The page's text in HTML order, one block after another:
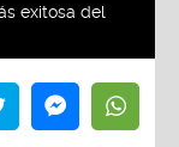
exitosa del